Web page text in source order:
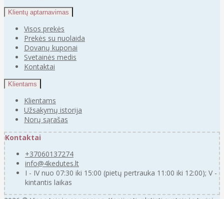
Klientų aptarnavimas
Visos prekės
Prekės su nuolaida
Dovanų kuponai
Svetainės medis
Kontaktai
Klientams
Klientams
Užsakymų istorija
Norų sąrašas
Kontaktai
+37060137274
info@4kedutes.lt
I - IV nuo 07:30 iki 15:00 (pietų pertrauka 11:00 iki 12:00); V -
kintantis laikas